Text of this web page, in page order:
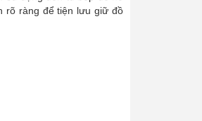
rõ ràng để tiện lưu giữ đồ